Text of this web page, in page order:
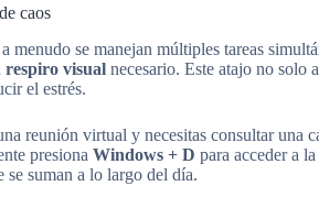
caos
menudo se manejan múltiples tareas
respiro visual necesario. Este atajo no solo
el estrés.
reunión virtual y necesitas consultar una
presiona Windows + D para acceder a
se suman a lo largo del día.